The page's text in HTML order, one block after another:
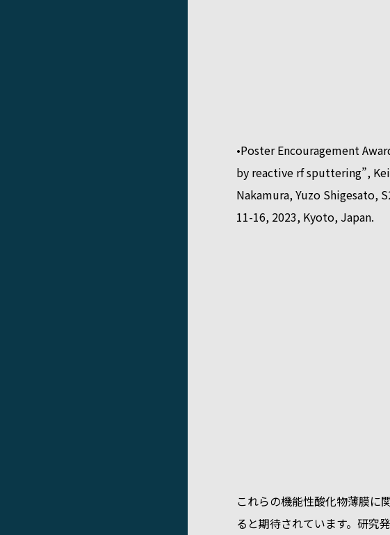
•Poster Encouragement
by reactive rf sputtering”,
Nakamura, Yuzo Shigesato,
11-16, 2023, Kyoto, Japan.
これらの機能性酸化物薄膜に
ると期待されています。研究